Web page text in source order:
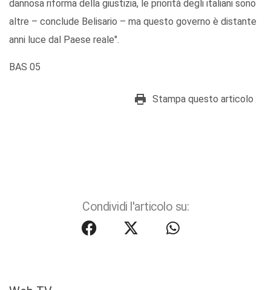
dannosa riforma della giustizia, le priorità degli italiani sono
altre – conclude Belisario – ma questo governo è distante
anni luce dal Paese reale".
BAS 05
Stampa questo articolo
Condividi l'articolo su: